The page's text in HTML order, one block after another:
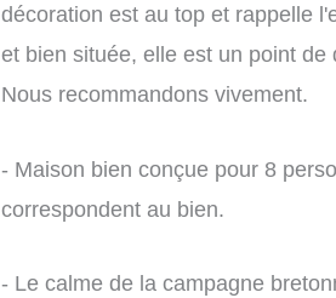
décoration est au top et rappelle
et bien située, elle est un point
Nous recommandons vivement.
- Maison bien conçue pour 8
correspondent au bien.
- Le calme de la campagne